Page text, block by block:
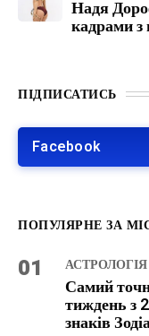
Надя
кадрами з
ПІДПИСАТИСЬ
Facebook
ПОПУЛЯРНЕ ЗА
01 АСТРОЛОГІЯ
Самий
тиждень з
знаків